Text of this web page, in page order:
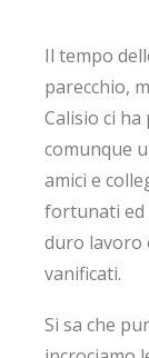
Il tempo
parecchio,
Calisio ci
comunque
amici e
fortunati ed
duro lavoro
vanificati.
Si sa che